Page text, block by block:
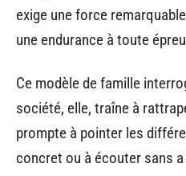
exige une force
une endurance à toute
Ce modèle de famille
société, elle, traîne à
prompte à pointer les
concret ou à écouter sans